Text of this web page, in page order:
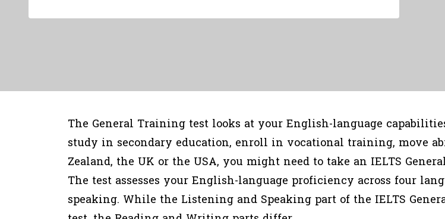
The General Training test looks at your English-language
study in secondary education, enroll in vocational training, move
Zealand, the UK or the USA, you might need to take an IELTS
The test assesses your English-language proficiency across four
speaking. While the Listening and Speaking part of the IELTS